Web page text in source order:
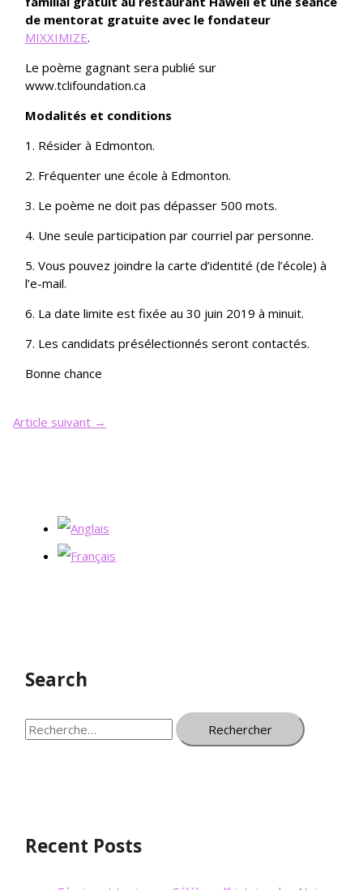
de mentorat gratuite avec le fondateur
MIXXIMIZE.
Le poème gagnant sera publié sur
www.tclifoundation.ca
Modalités et conditions
1. Résider à Edmonton.
2. Fréquenter une école à Edmonton.
3. Le poème ne doit pas dépasser 500 mots.
4. Une seule participation par courriel par personne.
5. Vous pouvez joindre la carte d’identité (de l’école) à
l’e-mail.
6. La date limite est fixée au 30 juin 2019 à minuit.
7. Les candidats présélectionnés seront contactés.
Bonne chance
Article suivant →
Search
Recent Posts